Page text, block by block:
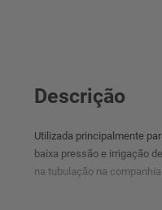
Descrição
Utilizada principalmente
baixa pressão e irrigação
na tubulação na